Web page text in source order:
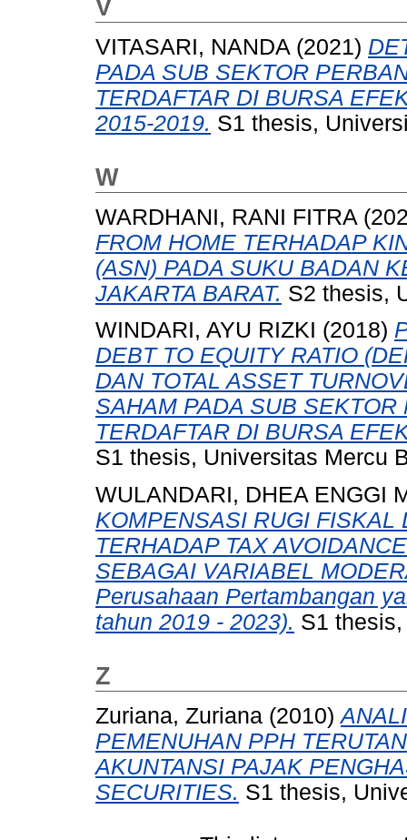
V
VITASARI, NANDA (2021)
PADA SUB SEKTOR
TERDAFTAR DI BURSA
2015-2019. S1 thesis,
W
WARDHANI, RANI FITRA
FROM HOME TERHADAP
(ASN) PADA SUKU BADAN
JAKARTA BARAT. S2 thesis,
WINDARI, AYU RIZKI (2018)
DEBT TO EQUITY RATIO
DAN TOTAL ASSET
SAHAM PADA SUB
TERDAFTAR DI BURSA
S1 thesis, Universitas Mercu
WULANDARI, DHEA ENGGI
KOMPENSASI RUGI FISKAL
TERHADAP TAX
SEBAGAI VARIABEL
Perusahaan Pertambangan
tahun 2019 - 2023). S1
Z
Zuriana, Zuriana (2010)
PEMENUHAN PPH
AKUNTANSI PAJAK
SECURITIES. S1 thesis,